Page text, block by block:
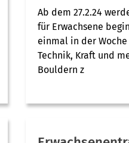
Ab dem 27.2.24
für Erwachsene
einmal in der
Technik, Kraft und
Bouldern z